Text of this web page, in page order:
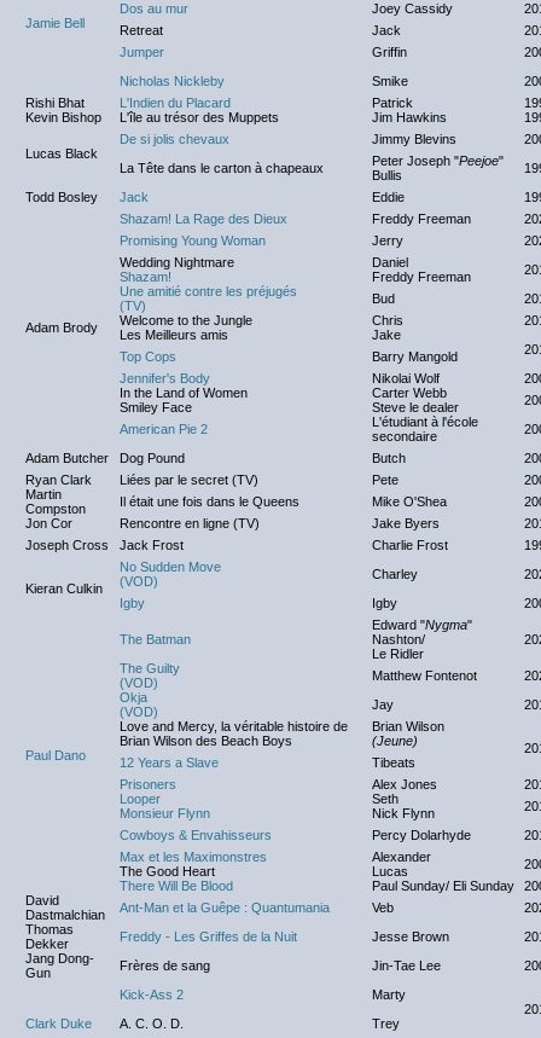
Jamie Bell
Dos au mur
Joey Cassidy
Retreat
Jack
Jumper
Griffin
Nicholas Nickleby
Smike
Rishi Bhat
L'Indien du Placard Patrick
Kevin Bishop
L'île au trésor des Muppets Jim Hawkins
Lucas Black
De si jolis chevaux Jimmy Blevins
La Tête dans le carton à chapeaux
Peter Joseph "Peejoe"
Bullis
Todd Bosley
Jack Eddie
Adam Brody
Shazam! La Rage des Dieux Freddy Freeman
Promising Young Woman
Jerry
Wedding Nightmare
Daniel
Shazam!
Freddy Freeman
Une amitié contre les préjugés
(TV)
Bud
Welcome to the Jungle
Chris
Les Meilleurs amis
Jake
Top Cops
Barry Mangold
Jennifer's Body
Nikolai Wolf
In the Land of Women
Carter Webb
Smiley Face
Steve le dealer
American Pie 2
L'étudiant à l'école
secondaire
Adam Butcher
Dog Pound Butch
Ryan Clark
Liées par le secret (TV) Pete
Martin
Compston
Il était une fois dans le Queens Mike O'Shea
Jon Cor
Rencontre en ligne (TV) Jake Byers
Joseph Cross
Jack Frost Charlie Frost
Kieran Culkin
No Sudden Move
(VOD)
Charley
Igby
Igby
Paul Dano
The Batman
Edward "Nygma"
Nashton/
Le Ridler
The Guilty
(VOD)
Matthew Fontenot
Okja
(VOD)
Jay
Love and Mercy, la véritable histoire de
Brian Wilson des Beach Boys
Brian Wilson
(Jeune)
12 Years a Slave
Tibeats
Prisoners
Alex Jones
Looper
Seth
Monsieur Flynn
Nick Flynn
Cowboys & Envahisseurs
Percy Dolarhyde
Max et les Maximonstres
Alexander
The Good Heart
Lucas
There Will Be Blood
Paul Sunday/ Eli Sunday
David
Dastmalchian
Ant-Man et la Guêpe : Quantumania Veb
Thomas
Dekker
Freddy - Les Griffes de la Nuit Jesse Brown
Jang Dong-
Gun
Frères de sang Jin-Tae Lee
Clark Duke
Kick-Ass 2
Marty
A. C. O. D.
Trey